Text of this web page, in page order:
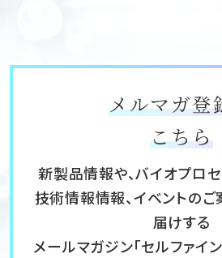
メルマガ登
こちら
新製品情報や、バイオプロ
技術情報情報、イベントの
届けする
メールマガジン「セルファイ